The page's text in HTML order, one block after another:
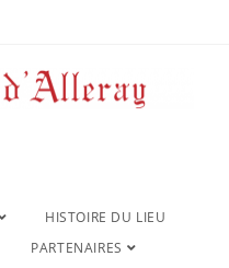
HISTOIRE DU LIEU
PARTENAIRES